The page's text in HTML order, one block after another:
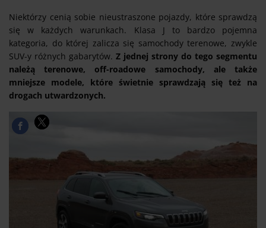
Niektórzy cenią sobie nieustraszone pojazdy, które sprawdzą
się w każdych warunkach. Klasa J to bardzo pojemna
kategoria, do której zalicza się samochody terenowe, zwykle
SUV-y różnych gabarytów. Z jednej strony do tego segmentu
należą terenowe, off-roadowe samochody, ale także
mniejsze modele, które świetnie sprawdzają się też na
drogach utwardzonych.